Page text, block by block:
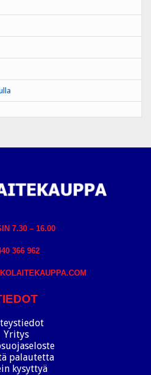
7.30 – 16.00
366 962
Yritys
palautetta
kysyttyä